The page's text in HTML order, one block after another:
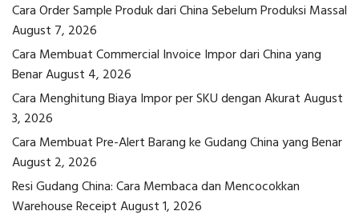
Cara Order Sample Produk dari China Sebelum Produksi Massal
August 7, 2026
Cara Membuat Commercial Invoice Impor dari China yang
BenarAugust 4, 2026
Cara Menghitung Biaya Impor per SKU dengan AkuratAugust
3, 2026
Cara Membuat Pre-Alert Barang ke Gudang China yang Benar
August 2, 2026
Resi Gudang China: Cara Membaca dan Mencocokkan
Warehouse ReceiptAugust 1, 2026